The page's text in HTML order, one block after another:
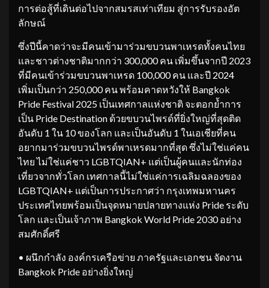
การต่อสู้ที่เดินต่อไปจากสมรสเท่าเทียม สู่การรับรองอัต
ลักษณ์
ซึ่งปีนี้คาดว่าจะมีคนเข้ามาร่วมขบวนพาเหรดทั้งคนไทย
และชาวต่างชาติมากกว่า 300,000 คน เพิ่มขึ้นจากปี 2023
ที่มีคนเข้าร่วมขบวนพาเหรด 100,000 คน และปี 2024
เพิ่มเป็นกว่า 250,000 คน พร้อมคาดหวังให้ Bangkok
Pride Festival 2025 เป็นเทศกาลแห่งชาติ จะตอกย้ำการ
เป็น Pride Destination ด้วยขบวนไพรด์ที่ยิ่งใหญ่ที่สุดติด
อันดับ 1 ใน 10 ของโลก และเป็นอันดับ 1 ในเอเชียที่คน
อยากมาร่วมขบวนไพรด์พาเหรดมากที่สุด ซึ่งไม่ใช่แค่คน
ไทย ไม่ใช่แค่ชาว LGBTQIAN+ แต่เป็นผู้คนและนักท่อง
เที่ยวจากทั่วโลก เทศกาลนี้ไม่ใช่แค่การเฉลิมฉลองของ
LGBTQIAN+ แต่เป็นการประกาศว่า กรุงเทพมหานคร
ประเทศไทยพร้อมเป็นจุดหมายปลายทางแห่ง Pride ระดับ
โลก และเป็นเจ้าภาพ Bangkok World Pride 2030 อย่าง
สมศักดิ์ศรี
• ผนึกกำลัง องค์กรเครือข่าย ภาครัฐและเอกชน จัดงาน
Bangkok Pride อย่างยิ่งใหญ่